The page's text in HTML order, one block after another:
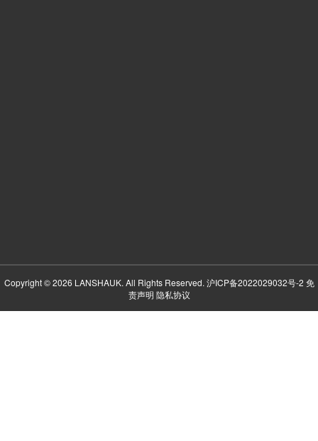
Copyright © 2026 LANSHAUK. All Rights Reserved. 沪ICP备2022029032号-2 免
责声明 隐私协议